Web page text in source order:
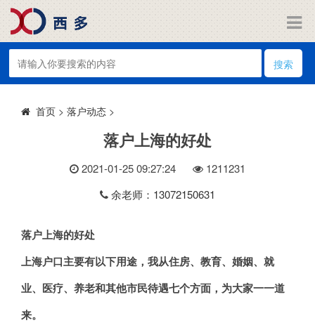
搜索
首页 > 落户动态 >
落户上海的好处
2021-01-25 09:27:24 1211231
余老师：13072150631
落户上海的好处
上海户口主要有以下用途，我从住房、教育、婚姻、就
业、医疗、养老和其他市民待遇七个方面，为大家一一道
来。